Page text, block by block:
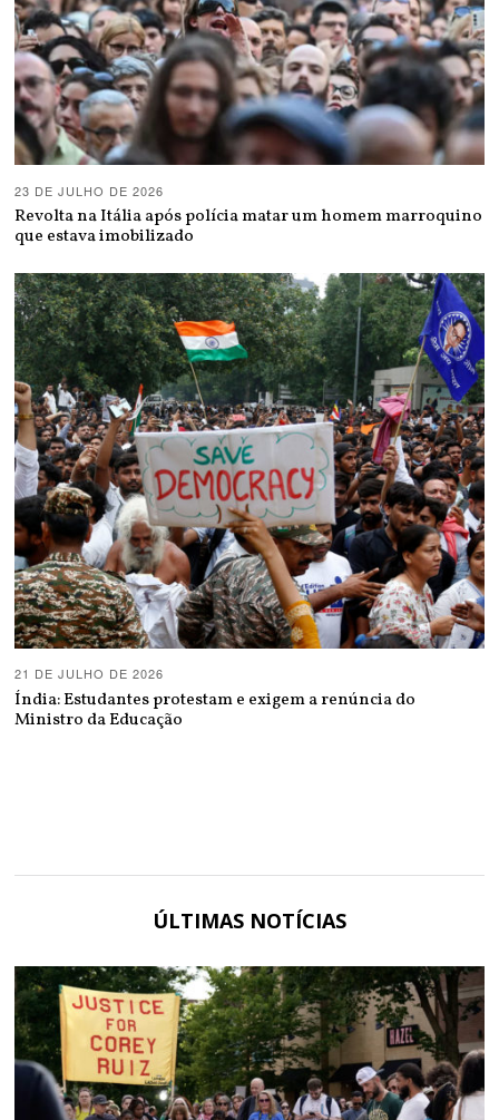
23 DE JULHO DE 2026
Revolta na Itália após polícia matar um homem marroquino
que estava imobilizado
21 DE JULHO DE 2026
Índia: Estudantes protestam e exigem a renúncia do
Ministro da Educação
ÚLTIMAS NOTÍCIAS